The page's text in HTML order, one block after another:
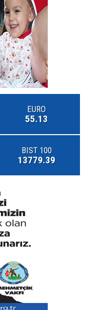
EURO
55.13
BIST 100
13779.39